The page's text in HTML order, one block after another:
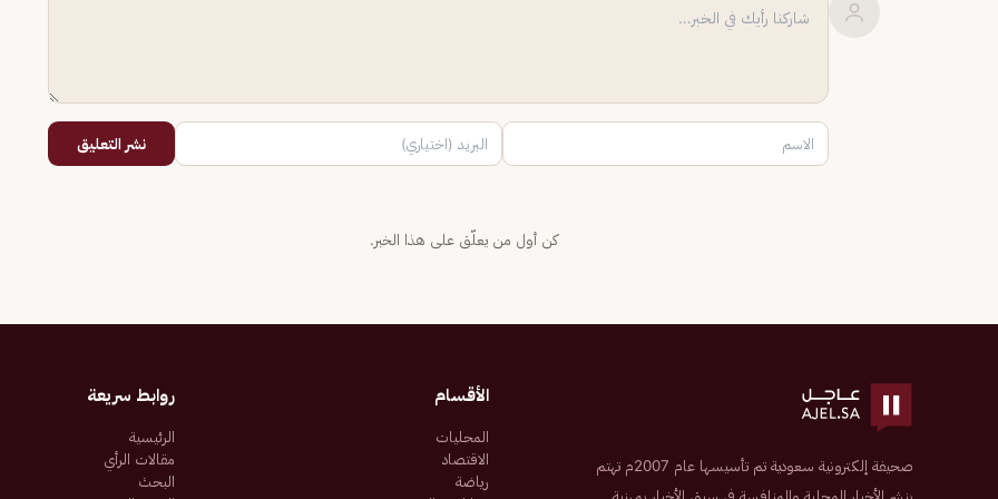
نشر التعليق
كن أول من يعلّق على هذا الخبر.
صحيفة إلكترونية سعودية تم تأسيسها عام 2007م تهتم
الأقسام
المحليات
الاقتصاد
رياضة
روابط سريعة
الرئيسية
مقالات الرأي
البحث